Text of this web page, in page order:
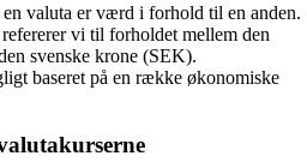
valuta er værd i forhold til en anden.
vi til forholdet mellem den
svenske krone (SEK).
baseret på en række økonomiske